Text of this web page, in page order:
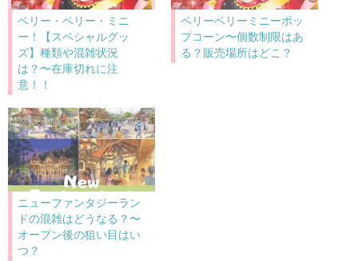
ベリー・ベリー・ミニ
ー！【スペシャルグッ
ズ】種類や混雑状況
は？〜在庫切れに注
意！！
ベリーベリーミニーポッ
プコーン〜個数制限はあ
る？販売場所はどこ？
ニューファンタジーラン
ドの混雑はどうなる？〜
オープン後の狙い目はい
つ？